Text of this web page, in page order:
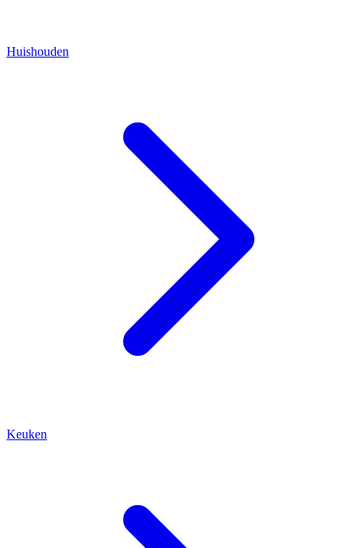
Huishouden
Keuken